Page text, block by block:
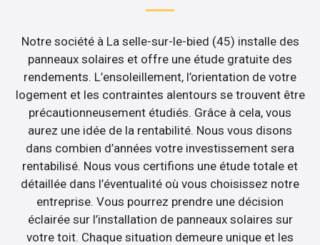
Notre société à La selle-sur-le-bied (45) installe des
panneaux solaires et offre une étude gratuite des
rendements. L’ensoleillement, l’orientation de votre
logement et les contraintes alentours se trouvent être
précautionneusement étudiés. Grâce à cela, vous
aurez une idée de la rentabilité. Nous vous disons
dans combien d’années votre investissement sera
rentabilisé. Nous vous certifions une étude totale et
détaillée dans l’éventualité où vous choisissez notre
entreprise. Vous pourrez prendre une décision
éclairée sur l’installation de panneaux solaires sur
votre toit. Chaque situation demeure unique et les